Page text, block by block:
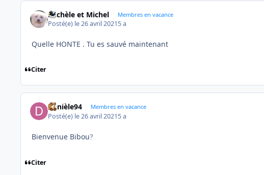
Michèle et Michel Membres en vacance
Posté(e) le 26 avril 20215 a
Quelle HONTE . Tu es sauvé maintenant
Citer
Danièle94 Membres en vacance
Posté(e) le 26 avril 20215 a
Bienvenue Bibou?
Citer